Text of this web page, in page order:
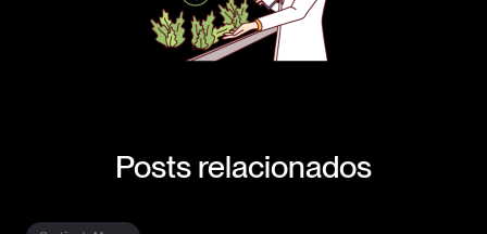
Posts relacionados